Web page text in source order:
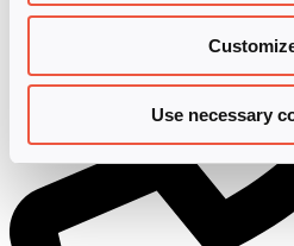
Use necessary